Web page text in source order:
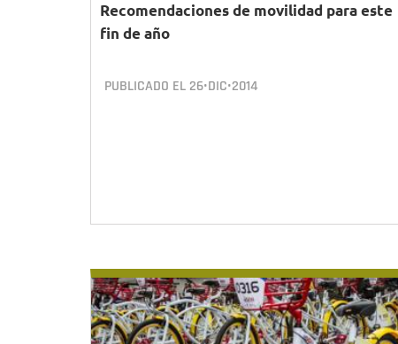
Recomendaciones de movilidad para este
fin de año
PUBLICADO EL 26•DIC•2014